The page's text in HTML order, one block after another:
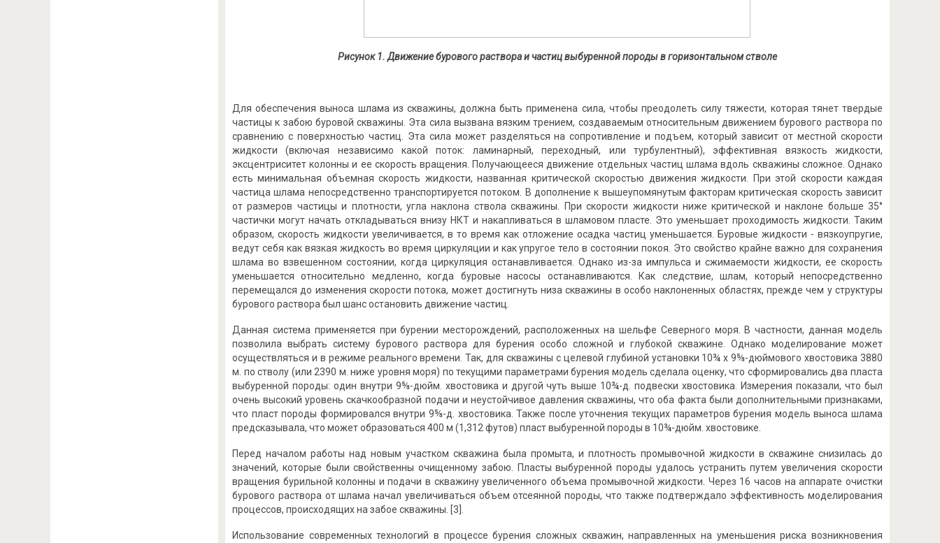
Рисунок 1. Движение бурового раствора и частиц выбуренной породы в горизонтальном стволе
Для обеспечения выноса шлама из скважины, должна быть применена сила, чтобы преодолеть силу тяжести, которая тянет твердые
частицы к забою буровой скважины. Эта сила вызвана вязким трением, создаваемым относительным движением бурового раствора по
сравнению с поверхностью частиц. Эта сила может разделяться на сопротивление и подъем, который зависит от местной скорости
жидкости (включая независимо какой поток: ламинарный, переходный, или турбулентный), эффективная вязкость жидкости,
эксцентриситет колонны и ее скорость вращения. Получающееся движение отдельных частиц шлама вдоль скважины сложное. Однако
есть минимальная объемная скорость жидкости, названная критической скоростью движения жидкости. При этой скорости каждая
частица шлама непосредственно транспортируется потоком. В дополнение к вышеупомянутым факторам критическая скорость зависит
от размеров частицы и плотности, угла наклона ствола скважины. При скорости жидкости ниже критической и наклоне больше 35°
частички могут начать откладываться внизу НКТ и накапливаться в шламовом пласте. Это уменьшает проходимость жидкости. Таким
образом, скорость жидкости увеличивается, в то время как отложение осадка частиц уменьшается. Буровые жидкости - вязкоупругие,
ведут себя как вязкая жидкость во время циркуляции и как упругое тело в состоянии покоя. Это свойство крайне важно для сохранения
шлама во взвешенном состоянии, когда циркуляция останавливается. Однако из-за импульса и сжимаемости жидкости, ее скорость
уменьшается относительно медленно, когда буровые насосы останавливаются. Как следствие, шлам, который непосредственно
перемещался до изменения скорости потока, может достигнуть низа скважины в особо наклоненных областях, прежде чем у структуры
бурового раствора был шанс остановить движение частиц.
Данная система применяется при бурении месторождений, расположенных на шельфе Северного моря. В частности, данная модель
позволила выбрать систему бурового раствора для бурения особо сложной и глубокой скважине. Однако моделирование может
осуществляться и в режиме реального времени. Так, для скважины с целевой глубиной установки 10¾ x 9⅝-дюймового хвостовика 3880
м. по стволу (или 2390 м. ниже уровня моря) по текущими параметрами бурения модель сделала оценку, что сформировались два пласта
выбуренной породы: один внутри 9⅝-дюйм. хвостовика и другой чуть выше 10¾-д. подвески хвостовика. Измерения показали, что был
очень высокий уровень скачкообразной подачи и неустойчивое давления скважины, что оба факта были дополнительными признаками,
что пласт породы формировался внутри 9⅝-д. хвостовика. Также после уточнения текущих параметров бурения модель выноса шлама
предсказывала, что может образоваться 400 м (1,312 футов) пласт выбуренной породы в 10¾-дюйм. хвостовике.
Перед началом работы над новым участком скважина была промыта, и плотность промывочной жидкости в скважине снизилась до
значений, которые были свойственны очищенному забою. Пласты выбуренной породы удалось устранить путем увеличения скорости
вращения бурильной колонны и подачи в скважину увеличенного объема промывочной жидкости. Через 16 часов на аппарате очистки
бурового раствора от шлама начал увеличиваться объем отсеянной породы, что также подтверждало эффективность моделирования
процессов, происходящих на забое скважины. [3].
Использование современных технологий в процессе бурения сложных скважин, направленных на уменьшения риска возникновения